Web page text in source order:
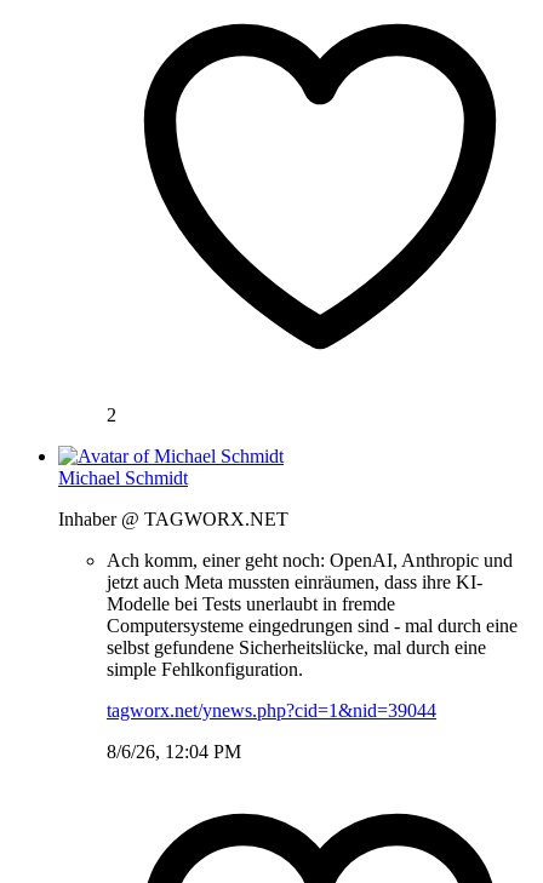
2
Michael Schmidt
Inhaber @ TAGWORX.NET
Ach komm, einer geht noch: OpenAI, Anthropic und
jetzt auch Meta mussten einräumen, dass ihre KI-
Modelle bei Tests unerlaubt in fremde
Computersysteme eingedrungen sind - mal durch eine
selbst gefundene Sicherheitslücke, mal durch eine
simple Fehlkonfiguration.
tagworx.net/ynews.php?cid=1&nid=39044
8/6/26, 12:04 PM